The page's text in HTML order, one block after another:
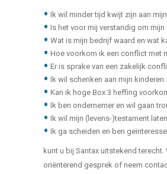
Ik wil minder tijd kwijt zijn aan
Is het voor mij verstandig om mijn
Wat is mijn bedrijf waard en wat
Hoe voorkom ik een conflict met
Er is sprake van een zakelijk
Ik wil schenken aan mijn
Kan ik hoge Box 3 heffing
Ik ben ondernemer en wil gaan
Ik wil mijn (levens-)testament
Ik ga scheiden en ben
kunt u bij Santax uitstekend
oriënterend gesprek of neem